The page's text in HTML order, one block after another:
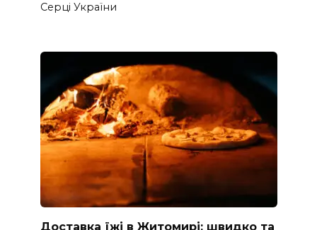
Серці України
Доставка їжі в Житомирі: швидко та